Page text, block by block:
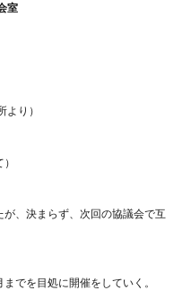
室
り）
、決まらず、次回の協議会で互
でを目処に開催をしていく。